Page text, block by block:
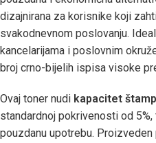
dizajnirana za korisnike koji
svakodnevnom poslovanju.
kancelarijama i poslovnim
broj crno-bijelih ispisa visoke
Ovaj toner nudi kapacitet
standardnoj pokrivenosti od
pouzdanu upotrebu.